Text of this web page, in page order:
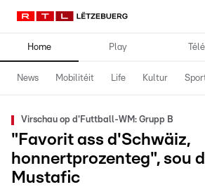
Home Play Télé
News Mobilitéit Life Kultur
Virschau op d'Futtball-WM: Grupp B
"Favorit ass d'Schwäiz,
honnertprozenteg", sou
Mustafic